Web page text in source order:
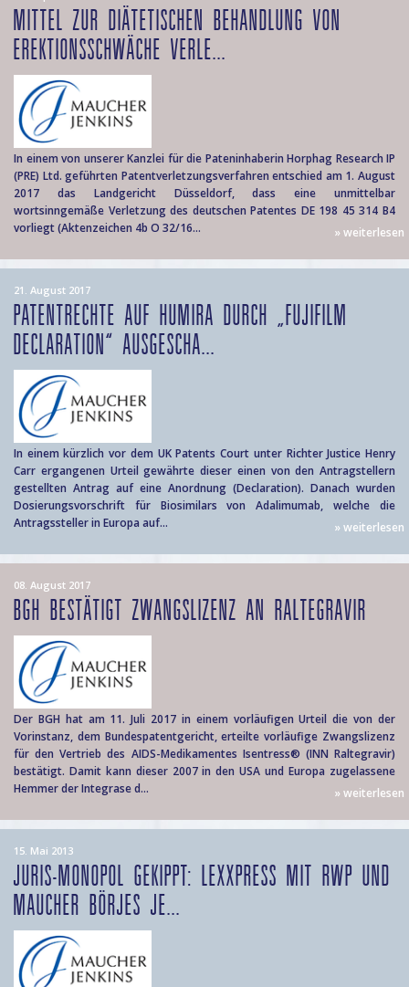
MITTEL ZUR DIÄTETISCHEN BEHANDLUNG VON
EREKTIONSSCHWÄCHE VERLE...
In einem von unserer Kanzlei für die Pateninhaberin Horphag Research IP
(PRE) Ltd. geführten Patentverletzungsverfahren entschied am 1. August
2017 das Landgericht Düsseldorf, dass eine unmittelbar
wortsinngemäße Verletzung des deutschen Patentes DE 198 45 314 B4
vorliegt (Aktenzeichen 4b O 32/16...
» weiterlesen
21. August 2017
PATENTRECHTE AUF HUMIRA DURCH „FUJIFILM
DECLARATION“ AUSGESCHA...
In einem kürzlich vor dem UK Patents Court unter Richter Justice Henry
Carr ergangenen Urteil gewährte dieser einen von den Antragstellern
gestellten Antrag auf eine Anordnung (Declaration). Danach wurden
Dosierungsvorschrift für Biosimilars von Adalimumab, welche die
Antragssteller in Europa auf...
» weiterlesen
08. August 2017
BGH BESTÄTIGT ZWANGSLIZENZ AN RALTEGRAVIR
Der BGH hat am 11. Juli 2017 in einem vorläufigen Urteil die von der
Vorinstanz, dem Bundespatentgericht, erteilte vorläufige Zwangslizenz
für den Vertrieb des AIDS-Medikamentes Isentress® (INN Raltegravir)
bestätigt. Damit kann dieser 2007 in den USA und Europa zugelassene
Hemmer der Integrase d...
» weiterlesen
15. Mai 2013
JURIS-MONOPOL GEKIPPT: LEXXPRESS MIT RWP UND
MAUCHER BÖRJES JE...